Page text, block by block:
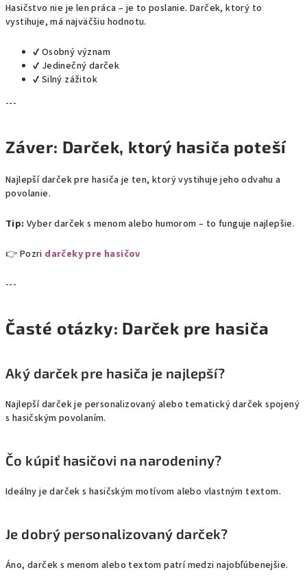
Hasičstvo nie je len práca – je to poslanie. Darček, ktorý to
vystihuje, má najväčšiu hodnotu.
✔ Osobný význam
✔ Jedinečný darček
✔ Silný zážitok
---
Záver: Darček, ktorý hasiča poteší
Najlepší darček pre hasiča je ten, ktorý vystihuje jeho odvahu a
povolanie.
Tip: Vyber darček s menom alebo humorom – to funguje najlepšie.
👉 Pozri darčeky pre hasičov
---
Časté otázky: Darček pre hasiča
Aký darček pre hasiča je najlepší?
Najlepší darček je personalizovaný alebo tematický darček spojený
s hasičským povolaním.
Čo kúpiť hasičovi na narodeniny?
Ideálny je darček s hasičským motívom alebo vlastným textom.
Je dobrý personalizovaný darček?
Áno, darček s menom alebo textom patrí medzi najobľúbenejšie.